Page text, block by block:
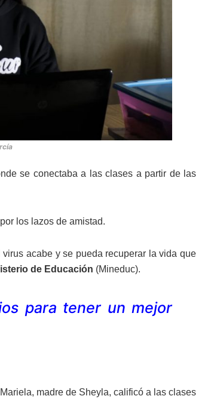
se conectaba a las clases a partir de las
los lazos de amistad.
acabe y se pueda recuperar la vida que
de Educación (Mineduc).
para tener un mejor
madre de Sheyla, calificó a las clases